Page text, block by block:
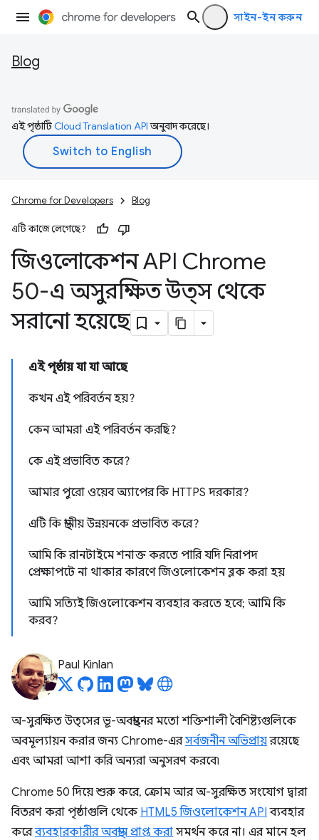
সাইন-ইন করুন
Blog
এই পৃষ্ঠাটিCloud Translation APIঅনুবাদ করেছে।
Chrome for Developers Blog
এটি কাজে লেগেছে?
জিওলোকেশন API Chrome
50-এ অসুরক্ষিত উত্স থেকে
সরানো হয়েছে
এই পৃষ্ঠায় যা যা আছে
কখন এই পরিবর্তন হয়?
কেন আমরা এই পরিবর্তন করছি?
কে এই প্রভাবিত করে?
আমার পুরো ওয়েব অ্যাপের কি HTTPS দরকার?
এটি কি স্থানীয় উন্নয়নকে প্রভাবিত করে?
আমি কি রানটাইমে শনাক্ত করতে পারি যদি নিরাপদ
প্রেক্ষাপটে না থাকার কারণে জিওলোকেশন ব্লক করা হয়
আমি সত্যিই জিওলোকেশন ব্যবহার করতে হবে; আমি কি
করব?
Paul Kinlan
অ-সুরক্ষিত উত্সের ভূ-অবস্থানের মতো শক্তিশালী বৈশিষ্ট্যগুলিকে
অবমূল্যায়ন করার জন্য Chrome-এরসর্বজনীন অভিপ্রায়রয়েছে
এবং আমরা আশা করি অন্যরা অনুসরণ করবে৷
Chrome 50 দিয়ে শুরু করে, ক্রোম আর অ-সুরক্ষিত সংযোগ দ্বারা
বিতরণ করা পৃষ্ঠাগুলি থেকে HTML5 জিওলোকেশন API ব্যবহার
করেব্যবহারকারীর অবস্থান প্রাপ্ত করা সমর্থন করে না। এর মানে হল